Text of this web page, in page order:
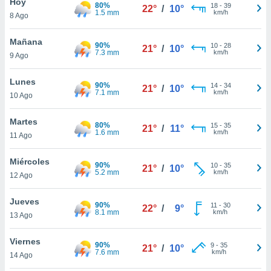
y
en
nuestra
de
cookies
8 Ago
80%
1.5 mm
22° / 10° 18- 39
km/h
Mañana
9 Ago
90%
7.3 mm
21° / 10° 10- 28
km/h
Lunes
10 Ago
90%
7.1 mm
21° / 10° 14- 34
km/h
Martes
11 Ago
80%
1.6 mm
21° / 11° 15- 35
km/h
Miércoles
12 Ago
90%
5.2 mm
21° / 10° 10- 35
km/h
Jueves
13 Ago
90%
8.1 mm
22° / 9° 11 - 30
km/h
Viernes
14 Ago
90%
7.6 mm
21° / 10° 9- 35
km/h